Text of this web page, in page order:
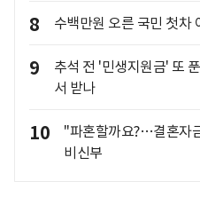
8 수백만원 오른 국민 첫차
9
추석 전 '민생지원금' 또
서 받나
10
"파혼할까요?…결혼자
비신부